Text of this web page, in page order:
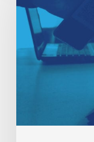
pour
check-
suivi